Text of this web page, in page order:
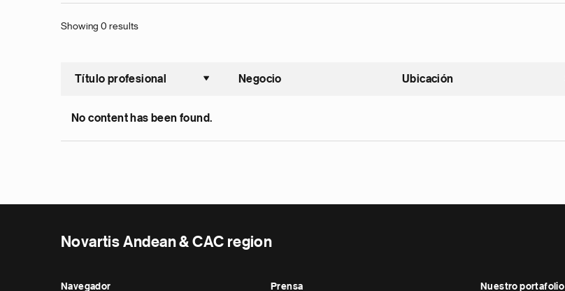
Showing 0 results
Título profesional
Ordenar ascendente
Negocio Ubicación
No content has been found.
Novartis Andean & CAC region
Navegador Prensa Nuestro portafolio